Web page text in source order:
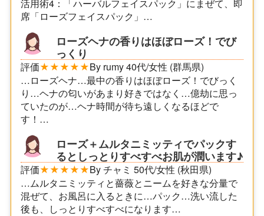
活用術4：「ハーバルフェイスパック」にまぜて、即
席「ローズフェイスパック」…
ローズヘナの香りはほぼローズ！でび
っくり
評価★★★★★By rumy 40代/女性 (群馬県)
…ローズヘナ…最中の香りはほぼローズ！でびっく
り…ヘナの匂いがあまり好きではなく…億劫に思っ
ていたのが…ヘナ時間が待ち遠しくなるほどで
す！…
ローズ＋ムルタニミッティでパックす
るとしっとりすべすべお肌が潤います♪
評価★★★★★By チャミ 50代/女性 (秋田県)
…ムルタニミッティと薔薇とニームを好きな分量で
混ぜて、お風呂に入るときに…パック…洗い流した
後も、しっとりすべすべになります…